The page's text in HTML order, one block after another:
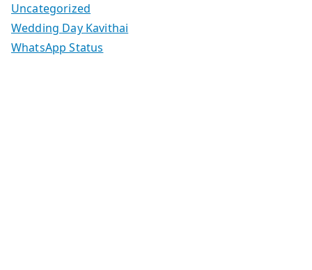
Uncategorized
Wedding Day Kavithai
WhatsApp Status